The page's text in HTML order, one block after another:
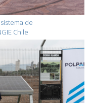
de
Chile